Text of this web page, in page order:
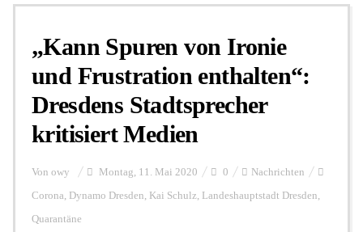
Personalien
Hintergrund
FUNKTURM-Beiträge
„Kann Spuren von Ironie
und Frustration enthalten“:
Dresdens Stadtsprecher
kritisiert Medien
Von owy Montag, 11. Mai 2020 0 Nachrichten
Corona, Dynamo Dresden, Kai Schulz, Landeshauptstadt Dresden,
Quarantäne